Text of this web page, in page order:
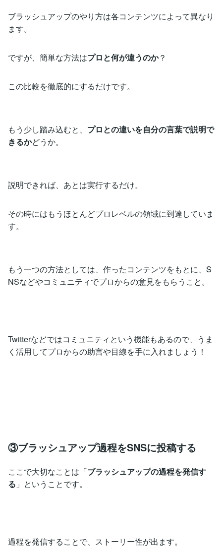
ブラッシュアップのやり方は各コンテンツによって異なり
ます。
ですが、簡単な方法はプロと何が違うのか？
この比較を徹底的にするだけです。
もう少し踏み込むと、 プロとの違いを自分の言葉で説明で
きるかどうか。
説明できれば、あとは実行するだけ。
その時にはもうほとんどプロレベルの領域に到達していま
す。
もう一つの方法としては、作ったコンテンツをもとに、S
NSなどやコミュニティでプロからの意見をもらうこと。
Twitterなどではコミュニティという機能もあるので、うま
く活用してプロからの助言や目線を手に入れましょう！
③ブラッシュアップ過程をSNSに投稿する
ここで大切なことは「ブラッシュアップの過程を発信す
る 」ということです。
過程を発信することで、ストーリー性が出ます。